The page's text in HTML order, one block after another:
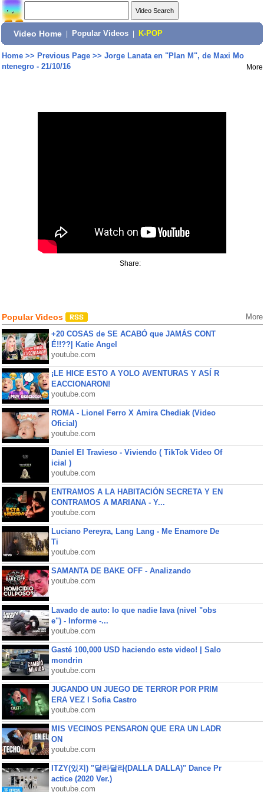
Video Home Popular Videos K-POP
Home>> Previous Page>> Jorge Lanata en "Plan M", de Maxi Mo
ntenegro - 21/10/16
More
Share:
Popular Videos More
+20 COSAS de SE ACABÓ que JAMÁS CONT
É!!??| Katie Angel
youtube.com
¡LE HICE ESTO A YOLO AVENTURAS Y ASÍ R
EACCIONARON!
youtube.com
ROMA - Lionel Ferro X Amira Chediak (Video
Oficial)
youtube.com
Daniel El Travieso - Viviendo ( TikTok Video Of
icial )
youtube.com
ENTRAMOS A LA HABITACIÓN SECRETA Y EN
CONTRAMOS A MARIANA - Y...
youtube.com
Luciano Pereyra, Lang Lang - Me Enamore De
Ti
youtube.com
SAMANTA DE BAKE OFF - Analizando
youtube.com
Lavado de auto: lo que nadie lava (nivel "obs
e") - Informe -...
youtube.com
Gasté 100,000 USD haciendo este video! | Salo
mondrin
youtube.com
JUGANDO UN JUEGO DE TERROR POR PRIM
ERA VEZ l Sofia Castro
youtube.com
MIS VECINOS PENSARON QUE ERA UN LADR
ON
youtube.com
ITZY(있지) "달라달라(DALLA DALLA)" Dance Pr
actice (2020 Ver.)
youtube.com